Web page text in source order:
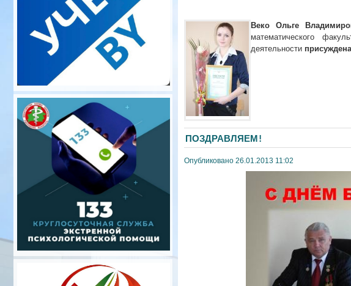
Веко Ольге
математического
деятельности
ПОЗДРАВЛЯЕМ!
Опубликовано 26.01.2013 11:02